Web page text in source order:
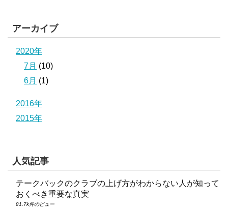
アーカイブ
2020年
7月 (10)
6月 (1)
2016年
2015年
人気記事
テークバックのクラブの上げ方がわからない人が知って
おくべき重要な真実
81.7k件のビュー